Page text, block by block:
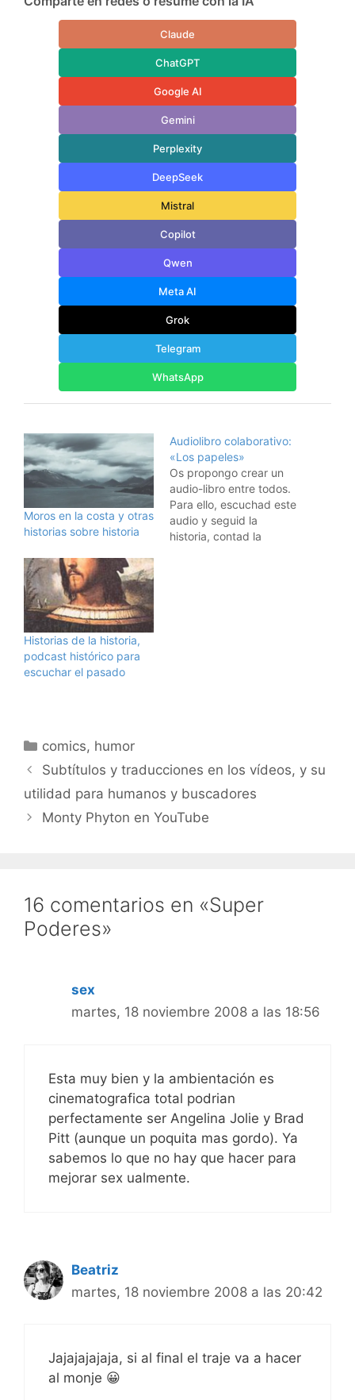
Claude
ChatGPT
Google AI
Gemini
Perplexity
DeepSeek
Mistral
Copilot
Qwen
Meta AI
Grok
Telegram
WhatsApp
Moros en la costa y otras
historias sobre historia
Audiolibro colaborativo:
«Los papeles»
Os propongo crear un
audio-libro entre todos.
Para ello, escuchad este
audio y seguid la
historia, contad la
Historias de la historia,
podcast histórico para
escuchar el pasado
Categorías
comics, humor
Subtítulos y traducciones en los vídeos, y su
utilidad para humanos y buscadores
Monty Phyton en YouTube
16 comentarios en «Super
Poderes»
sex
martes, 18 noviembre 2008 a las 18:56
Esta muy bien y la ambientación es
cinematografica total podrian
perfectamente ser Angelina Jolie y Brad
Pitt (aunque un poquita mas gordo). Ya
sabemos lo que no hay que hacer para
mejorar sex ualmente.
Beatriz
martes, 18 noviembre 2008 a las 20:42
Jajajajajaja, si al final el traje va a hacer
al monje 😀